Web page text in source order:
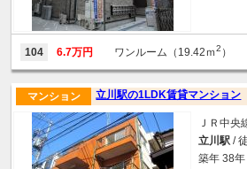
104 6.7万円 ワンルーム（19.42ｍ2 ）
立川駅の1LDK賃貸マンション
マンション
ＪＲ中央
立川駅 /
築年 38